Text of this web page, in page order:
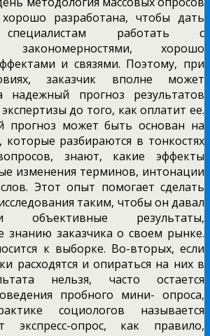
разработана, чтобы дать
специалистам работать с
закономерностями, хорошо
и связями. Поэтому, при
заказчик вполне может
надежный прогноз результатов
до того, как оплатит ее.
прогноз может быть основан на
которые разбираются в тонкостях
знают, какие эффекты
изменения терминов, интонации
Этот опыт помогает сделать
таким, чтобы он давал
объективные результаты,
знанию заказчика о своем рынке.
к выборке. Во-вторых, если
расходятся и опираться на них в
нельзя, часто остается
пробного мини- опроса,
социологов называется
экспресс-опрос, как правило,